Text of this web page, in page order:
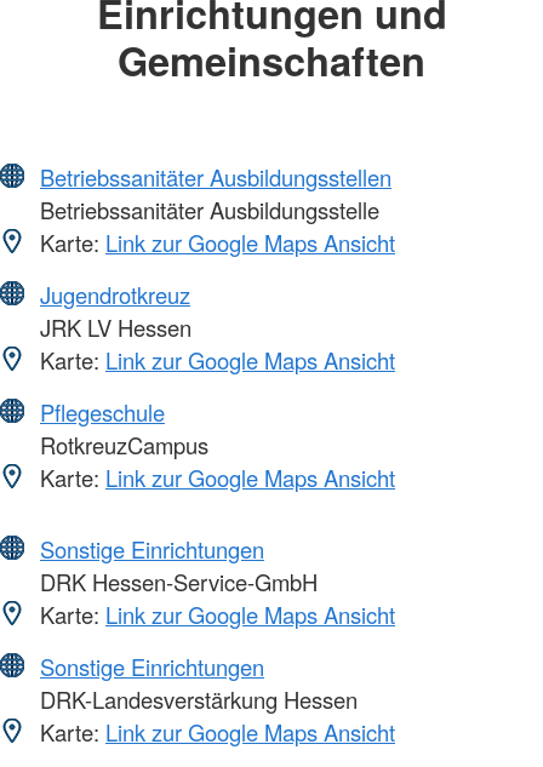
Einrichtungen und
Gemeinschaften
Betriebssanitäter Ausbildungsstellen
Betriebssanitäter Ausbildungsstelle
Karte: Link zur Google Maps Ansicht
Jugendrotkreuz
JRK LV Hessen
Karte: Link zur Google Maps Ansicht
Pflegeschule
RotkreuzCampus
Karte: Link zur Google Maps Ansicht
Sonstige Einrichtungen
DRK Hessen-Service-GmbH
Karte: Link zur Google Maps Ansicht
Sonstige Einrichtungen
DRK-Landesverstärkung Hessen
Karte: Link zur Google Maps Ansicht